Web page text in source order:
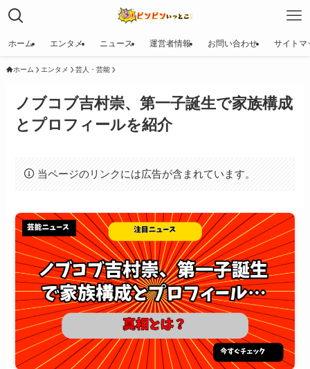
ホーム エンタメ ニュース 運営者情報 お問い合わせ サイトマ
ホーム エンタメ 芸人・芸能
ノブコブ吉村崇、第一子誕生で家族構成
とプロフィールを紹介
当ページのリンクには広告が含まれています。